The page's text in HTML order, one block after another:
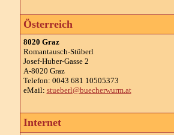
Österreich
8020 Graz
Romantausch-Stüberl
Josef-Huber-Gasse 2
A-8020 Graz
Telefon: 0043 681 10505373
eMail: stueberl@buecherwurm.at
Internet